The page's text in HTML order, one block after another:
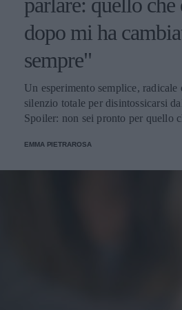
dopo mi ha
sempre"
Un esperimento semplice,
silenzio totale per disintossicarsi
Spoiler: non sei pronto per quello
EMMA PIETRAROSA